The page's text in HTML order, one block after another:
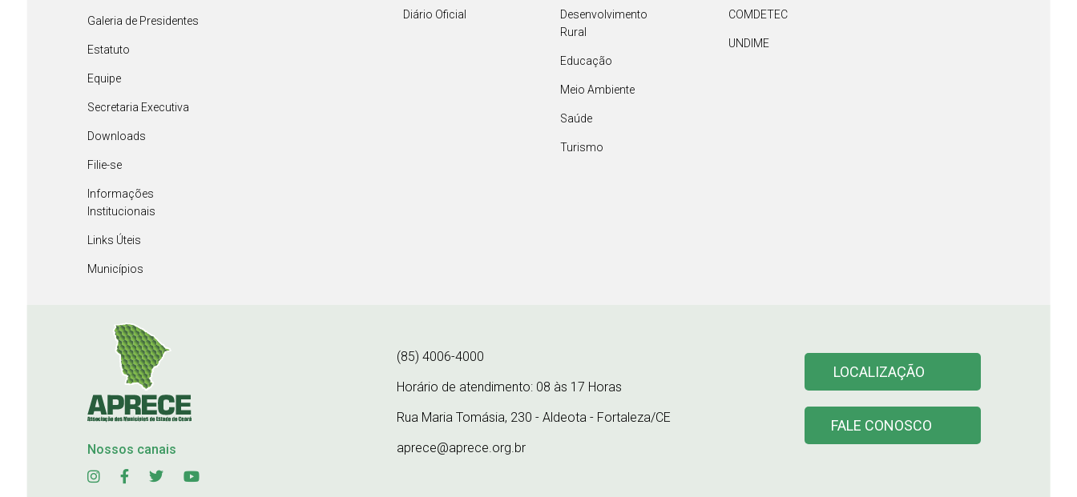
Galeria de Presidentes
Estatuto
Equipe
Secretaria Executiva
Downloads
Filie-se
Informações
Institucionais
Links Úteis
Municípios
Diário Oficial
Desenvolvimento
Rural
Educação
Meio Ambiente
Saúde
Turismo
COMDETEC
UNDIME
Nossos canais
(85) 4006-4000
Horário de atendimento: 08 às 17 Horas
Rua Maria Tomásia, 230 - Aldeota - Fortaleza/CE
aprece@aprece.org.br
LOCALIZAÇÃO
FALE CONOSCO